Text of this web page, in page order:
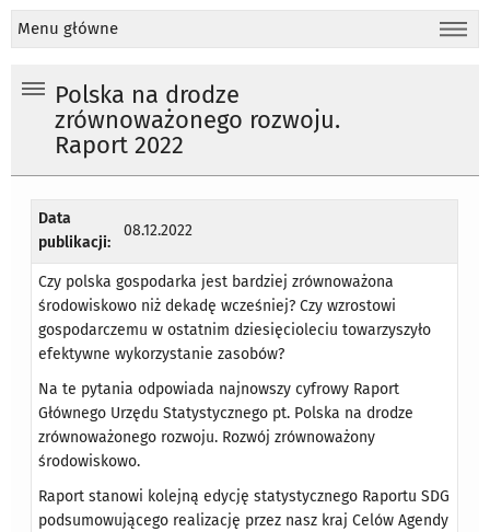
Menu główne
Polska na drodze
zrównoważonego rozwoju.
Raport 2022
Data
publikacji:
08.12.2022
Czy polska gospodarka jest bardziej zrównoważona
środowiskowo niż dekadę wcześniej? Czy wzrostowi
gospodarczemu w ostatnim dziesięcioleciu towarzyszyło
efektywne wykorzystanie zasobów?
Na te pytania odpowiada najnowszy cyfrowy Raport
Głównego Urzędu Statystycznego pt. Polska na drodze
zrównoważonego rozwoju. Rozwój zrównoważony
środowiskowo.
Raport stanowi kolejną edycję statystycznego Raportu SDG
podsumowującego realizację przez nasz kraj Celów Agendy